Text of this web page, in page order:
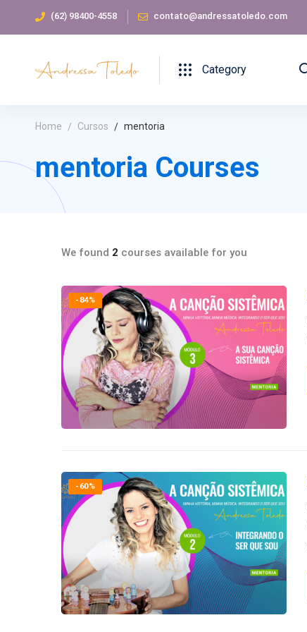
(62) 98400-4558 contato@andressatoledo.com
Category
Home Cursos mentoria
mentoria Courses
We found 2 courses available for you
-84%
-60%